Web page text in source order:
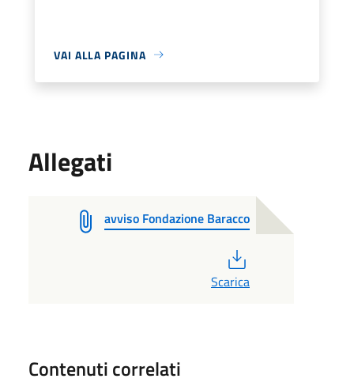
VAI ALLA PAGINA
Allegati
avviso Fondazione Baracco
Scarica
Contenuti correlati